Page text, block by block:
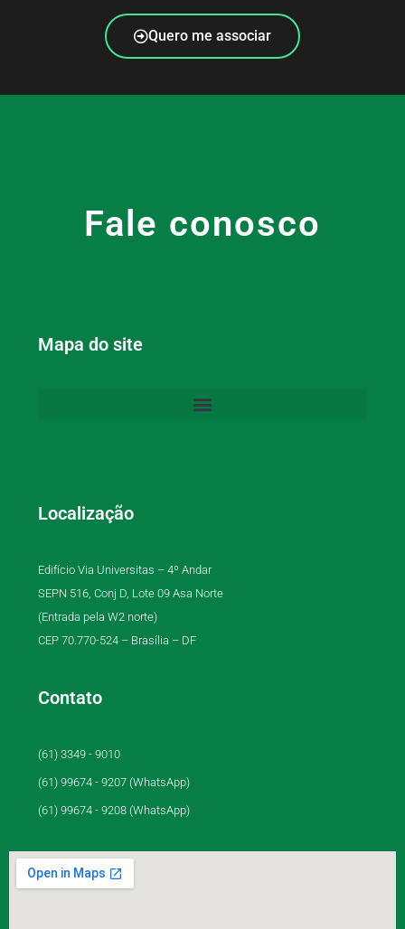
Quero me associar
Fale conosco
Mapa do site
Localização
Edifício Via Universitas – 4º Andar
SEPN 516, Conj D, Lote 09 Asa Norte
(Entrada pela W2 norte)
CEP 70.770-524 – Brasília – DF
Contato
(61) 3349 - 9010
(61) 99674 - 9207 (WhatsApp)
(61) 99674 - 9208 (WhatsApp)